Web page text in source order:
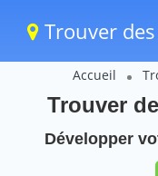
Trouver
Accueil
Trouver
Développer